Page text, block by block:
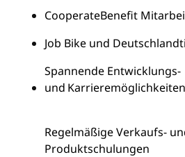
CooperateBenefit
Job Bike und
Spannende Entwicklungs-
und Karrieremöglichkeiten
Regelmäßige Verkaufs-
Produktschulungen